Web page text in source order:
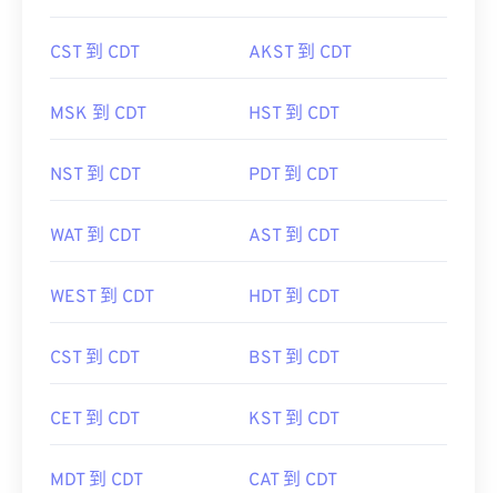
CST 到 CDT AKST 到 CDT
MSK 到 CDT HST 到 CDT
NST 到 CDT PDT 到 CDT
WAT 到 CDT AST 到 CDT
WEST 到 CDT HDT 到 CDT
CST 到 CDT BST 到 CDT
CET 到 CDT KST 到 CDT
MDT 到 CDT CAT 到 CDT